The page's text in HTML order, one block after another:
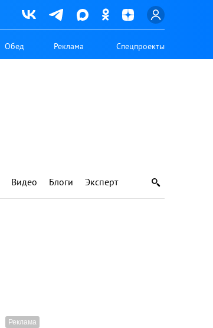
Обед Реклама Спецпроекты
Видео Блоги Эксперт